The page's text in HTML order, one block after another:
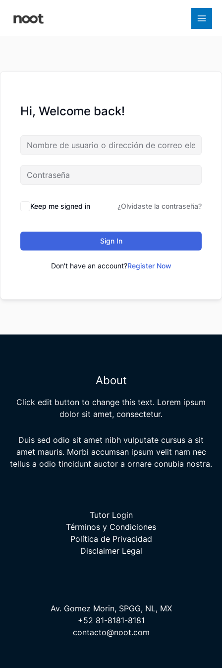
Hi, Welcome back!
Keep me signed in ¿Olvidaste la contraseña?
Sign In
Don't have an account?Register Now
About
Click edit button to change this text. Lorem ipsum
dolor sit amet, consectetur.
Duis sed odio sit amet nibh vulputate cursus a sit
amet mauris. Morbi accumsan ipsum velit nam nec
tellus a odio tincidunt auctor a ornare conubia nostra.
Tutor Login
Términos y Condiciones
Política de Privacidad
Disclaimer Legal
Av. Gomez Morin, SPGG, NL, MX
+52 81-8181-8181
contacto@noot.com